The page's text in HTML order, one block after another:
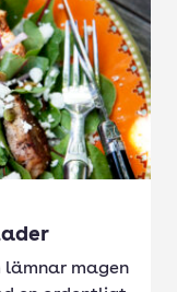
lämnar magen